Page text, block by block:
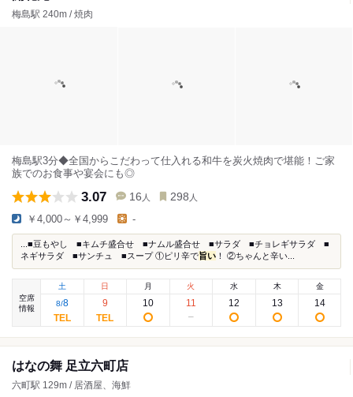
梅島駅 240m / 焼肉
梅島駅3分◆全国からこだわって仕入れる和牛を炭火焼肉で堪能！ご家
族でのお食事や宴会にも◎
3.07 16 人 298 人
￥4,000～￥4,999 -
...■豆もやし ■キムチ盛合せ ■ナムル盛合せ ■サラダ ■チョレギサラダ ■
ネギサラダ ■サンチュ ■スープ ①ピリ辛で旨い ！ ②ちゃんと辛い...
空席
情報
土
8/8
日
9
月
10
火
11
水
12
木
13
金
14
はなの舞 足立六町店
六町駅 129m / 居酒屋、海鮮